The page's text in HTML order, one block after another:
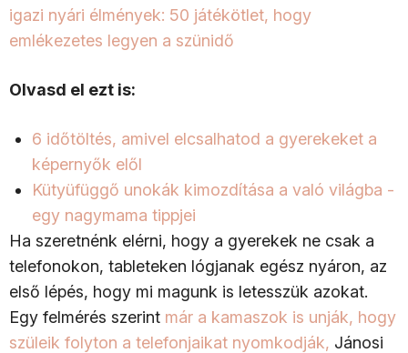
igazi nyári élmények: 50 játékötlet, hogy
emlékezetes legyen a szünidő
Olvasd el ezt is:
6 időtöltés, amivel elcsalhatod a gyerekeket a
képernyők elől
Kütyüfüggő unokák kimozdítása a való világba -
egy nagymama tippjei
Ha szeretnénk elérni, hogy a gyerekek ne csak a
telefonokon, tableteken lógjanak egész nyáron, az
első lépés, hogy mi magunk is letesszük azokat.
Egy felmérés szerint már a kamaszok is unják, hogy
szüleik folyton a telefonjaikat nyomkodják, Jánosi